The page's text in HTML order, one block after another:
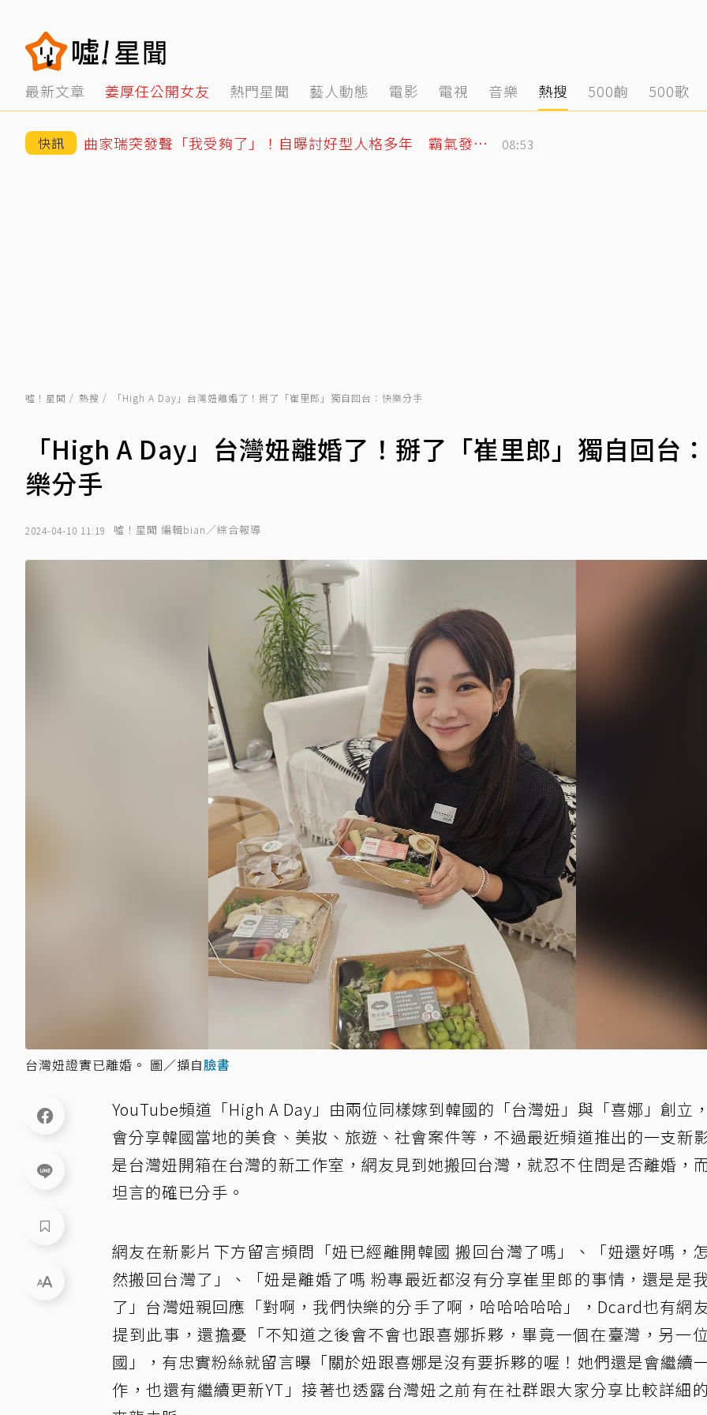
最新文章 姜厚任公開女友 熱門星聞 藝人動態 電影 電視 音樂 熱搜 500齣 500歌
快訊 曲家瑞突發聲「我受夠了」！自曝討好型人格多年 霸氣發聲：我也會生氣 08:53
噓！星聞 熱搜 「High A Day」台灣妞離婚了！掰了「崔里郎」獨自回台：快樂分手
「High A Day」台灣妞離婚了！掰了「崔里郎」獨自回台
樂分手
2024-04-10 11:19 噓！星聞 編輯bian／綜合報導
台灣妞證實已離婚。 圖／擷自臉書
YouTube頻道「High A Day」由兩位同樣嫁到韓國的「台灣妞」與「喜娜」創立
會分享韓國當地的美食、美妝、旅遊、社會案件等，不過最近頻道推出的一支新
是台灣妞開箱在台灣的新工作室，網友見到她搬回台灣，就忍不住問是否離婚，
坦言的確已分手。
網友在新影片下方留言頻問「妞已經離開韓國 搬回台灣了嗎」、「妞還好嗎，
然搬回台灣了」、「妞是離婚了嗎 粉專最近都沒有分享崔里郎的事情，還是是
了」台灣妞親回應「對啊，我們快樂的分手了啊，哈哈哈哈哈」，Dcard也有網
提到此事，還擔憂「不知道之後會不會也跟喜娜拆夥，畢竟一個在臺灣，另一
國」，有忠實粉絲就留言曝「關於妞跟喜娜是沒有要拆夥的喔！她們還是會繼續
作，也還有繼續更新YT」接著也透露台灣妞之前有在社群跟大家分享比較詳細